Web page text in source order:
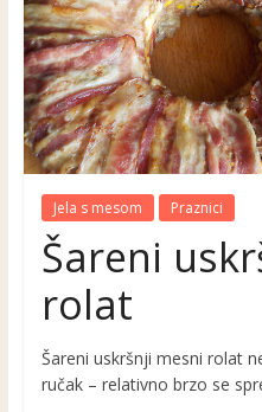
Jela s mesom Praznici
Šareni
rolat
Šareni uskršnji mesni rolat
ručak – relativno brzo se